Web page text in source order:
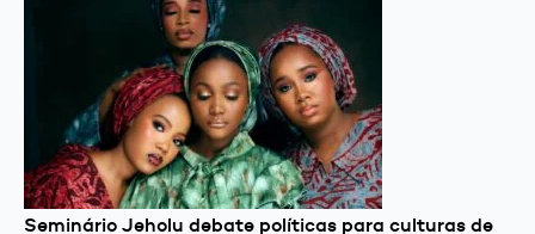
Seminário Jeholu debate políticas para culturas de